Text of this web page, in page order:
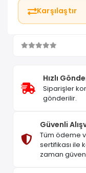
Karşılaştır
Hızlı
Siparişler
gönderilir.
Güvenli
Tüm ödeme
sertifikası ile
zaman